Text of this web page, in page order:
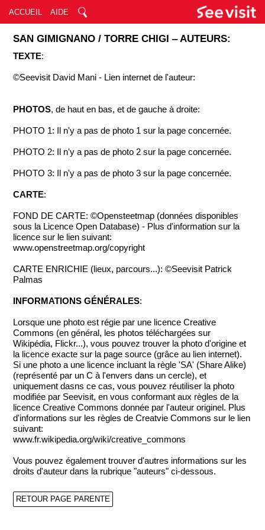
ACCUEIL AIDE
SAN GIMIGNANO / TORRE CHIGI ‒ AUTEURS:
TEXTE:
©Seevisit David Mani - Lien internet de l'auteur:
PHOTOS, de haut en bas, et de gauche à droite:
PHOTO 1: Il n'y a pas de photo 1 sur la page concernée.
PHOTO 2: Il n'y a pas de photo 2 sur la page concernée.
PHOTO 3: Il n'y a pas de photo 3 sur la page concernée.
CARTE:
FOND DE CARTE: ©Opensteetmap (données disponibles
sous la Licence Open Database) - Plus d'information sur la
licence sur le lien suivant:
www.openstreetmap.org/copyright
CARTE ENRICHIE (lieux, parcours...): ©Seevisit Patrick
Palmas
INFORMATIONS GÉNÉRALES:
Lorsque une photo est régie par une licence Creative
Commons (en général, les photos téléchargées sur
Wikipédia, Flickr...), vous pouvez trouver la photo d'origine et
la licence exacte sur la page source (grâce au lien internet).
Si une photo a une licence incluant la règle 'SA' (Share Alike)
(représenté par un C à l'envers dans un cercle), et
uniquement dasns ce cas, vous pouvez réutiliser la photo
modifiée par Seevisit, en vous conformant aux règles de la
licence Creative Commons donnée par l'auteur originel. Plus
d'informations sur les règles de Creatvie Commons sur le lien
suivant:
www.fr.wikipedia.org/wiki/creative_commons
Vous pouvez également trouver d'autres informations sur les
droits d'auteur dans la rubrique "auteurs" ci-dessous.
RETOUR PAGE PARENTE